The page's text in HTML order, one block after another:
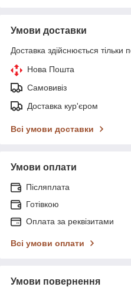
Умови доставки
Доставка здійснюється тільки
Нова Пошта
Самовивіз
Доставка кур'єром
Всі умови доставки
Умови оплати
Післяплата
Готівкою
Оплата за реквізитами
Всі умови оплати
Умови повернення